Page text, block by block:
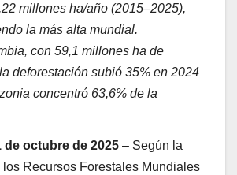
millones ha/año (2015–2025),
la más alta mundial.
con 59,1 millones ha de
deforestación subió 35% en 2024
concentró 63,6% de la
de octubre de 2025 – Según la
Recursos Forestales Mundiales